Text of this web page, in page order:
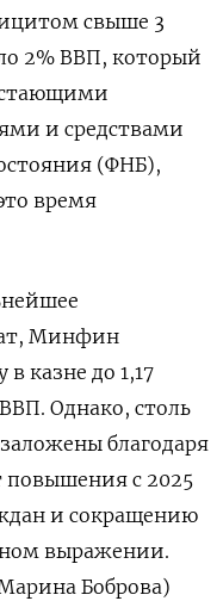
свыше 3
2% ВВП, который
и средствами
(ФНБ),
время
Минфин
казне до 1,17
Однако, столь
благодаря
повышения с 2025
и сокращению
выражении.
Боброва)